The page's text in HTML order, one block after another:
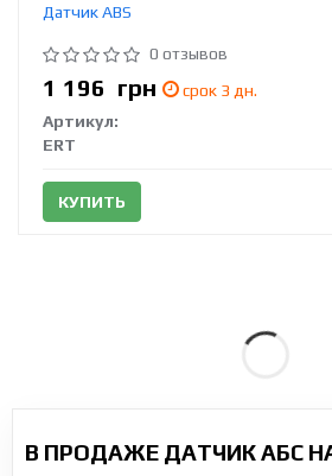
Датчик ABS
0 отзывов
1 196 грн
срок 3 дн.
Артикул:
ERT
КУПИТЬ
В ПРОДАЖЕ ДАТЧИК АБС